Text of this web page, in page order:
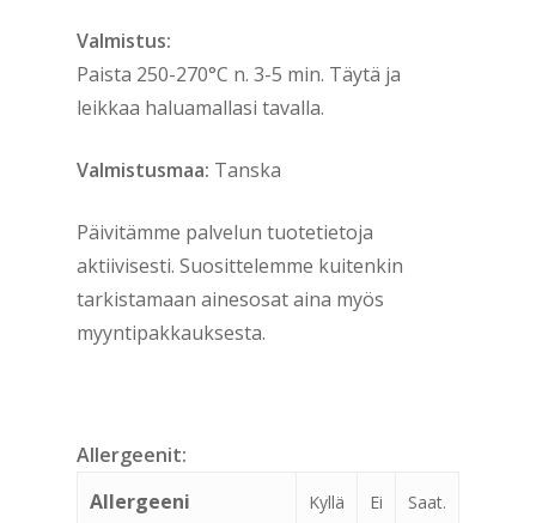
Valmistus:
Paista 250-270°C n. 3-5 min. Täytä ja
leikkaa haluamallasi tavalla.
Valmistusmaa: Tanska
Päivitämme palvelun tuotetietoja
aktiivisesti. Suosittelemme kuitenkin
tarkistamaan ainesosat aina myös
myyntipakkauksesta.
Allergeenit:
Allergeeni
Kyllä Ei
Saat.